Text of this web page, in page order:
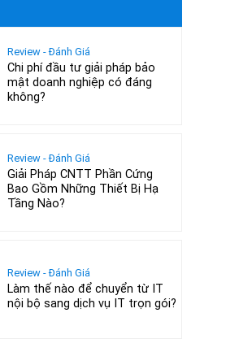
Review - Đánh Giá
Chi phí đầu tư giải pháp bảo
mật doanh nghiệp có đáng
không?
Review - Đánh Giá
Giải Pháp CNTT Phần Cứng
Bao Gồm Những Thiết Bị Hạ
Tầng Nào?
Review - Đánh Giá
Làm thế nào để chuyển từ IT
nội bộ sang dịch vụ IT trọn gói?